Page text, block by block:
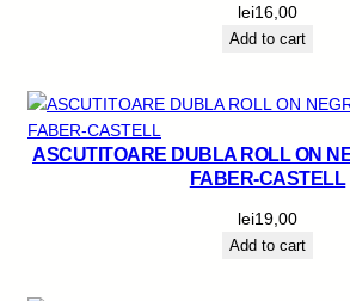
lei16,00
Add to cart
ASCUTITOARE DUBLA ROLL ON
FABER-CASTELL
lei19,00
Add to cart